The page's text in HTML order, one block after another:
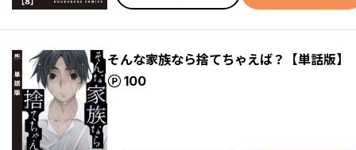
そんな家族なら捨てちゃえば？【単話版
100
ポイント